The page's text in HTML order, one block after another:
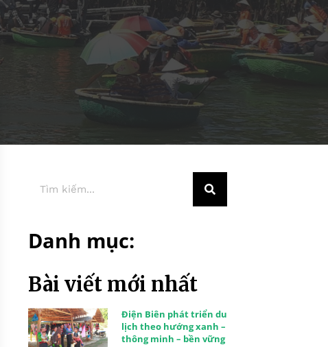
Danh mục:
Bài viết mới nhất
Điện Biên phát triển du
lịch theo hướng xanh –
thông minh – bền vững